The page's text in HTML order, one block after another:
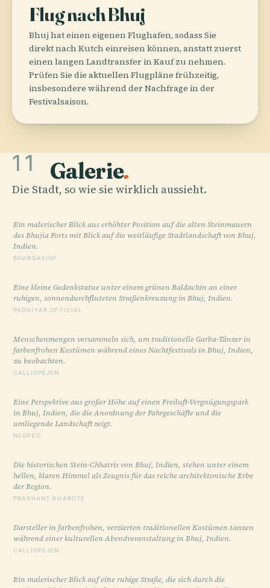
Flug nach Bhuj
Bhuj hat einen eigenen Flughafen, sodass Sie
direkt nach Kutch einreisen können, anstatt zuerst
einen langen Landtransfer in Kauf zu nehmen.
Prüfen Sie die aktuellen Flugpläne frühzeitig,
insbesondere während der Nachfrage in der
Festivalsaison.
11 Galerie.
Die Stadt, so wie sie wirklich aussieht.
Ein malerischer Blick aus erhöhter Position auf die alten Steinmauern
des Bhujia Forts mit Blick auf die weitläufige Stadtlandschaft von Bhuj,
Indien.
BHARGAVINF
Eine kleine Gedenkstatue unter einem grünen Baldachin an einer
ruhigen, sonnendurchfluteten Straßenkreuzung in Bhuj, Indien.
PADHIYAR.OFFICIAL
Menschenmengen versammeln sich, um traditionelle Garba-Tänzer in
farbenfrohen Kostümen während eines Nachtfestivals in Bhuj, Indien,
zu beobachten.
CALLIOPEJEN
Eine Perspektive aus großer Höhe auf einen Freiluft-Vergnügungspark
in Bhuj, Indien, die die Anordnung der Fahrgeschäfte und die
umliegende Landschaft zeigt.
NEOPEO
Die historischen Stein-Chhatris von Bhuj, Indien, stehen unter einem
hellen, klaren Himmel als Zeugnis für das reiche architektonische Erbe
der Region.
PRASHANT KHAROTE
Darsteller in farbenfrohen, verzierten traditionellen Kostümen tanzen
während einer kulturellen Abendveranstaltung in Bhuj, Indien.
CALLIOPEJEN
Ein malerischer Blick auf eine ruhige Straße, die sich durch die